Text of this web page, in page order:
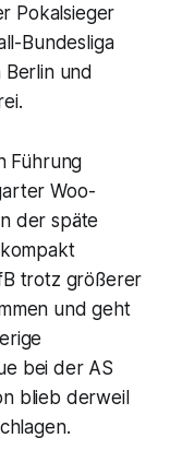
Pokalsieger
Bundesliga
Berlin und
Führung
Woo-
der späte
trotz größerer
und geht
bei der AS
blieb derweil